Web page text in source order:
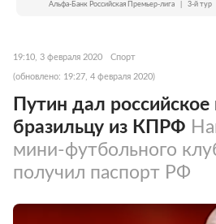
Альфа-Банк Российская Премьер-лига 3-й тур
19:10, 3 февраля 2020 Спорт
(обновлено: 19:27, 4 февраля 2020)
Путин дал
бразильцу из КПРФ
мини-футбольного
получил паспорт РФ